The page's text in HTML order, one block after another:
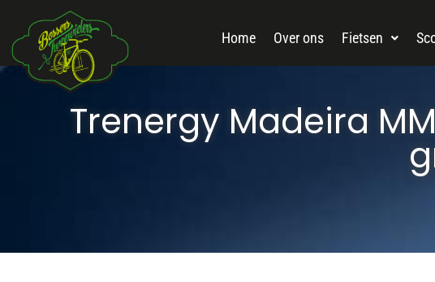
Home Over ons Fietsen
Trenergy Madeira